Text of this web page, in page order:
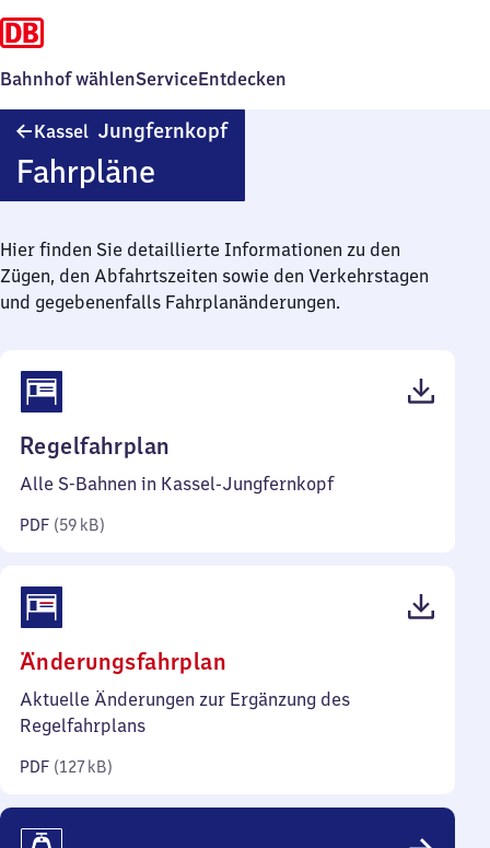
Bahnhof wählenServiceEntdecken
Kassel JungfernkopfKassel-
Fahrpläne
Hier finden Sie detaillierte Informationen zu den
Zügen, den Abfahrtszeiten sowie den Verkehrstagen
und gegebenenfalls Fahrplanänderungen.
Regelfahrplan
59
Alle S-Bahnen in Kassel-Jungfernkopf
PDF (59 kB)
Änderungsfahrplan
127
Aktuelle Änderungen zur Ergänzung des
Regelfahrplans
PDF (127 kB)